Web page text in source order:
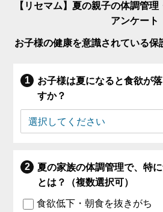
【リセマム】夏の親子の体調管
アンケート
お子様の健康を意識されている保
お子様は夏になると食欲が
すか？
夏の家族の体調管理で、特
とは？（複数選択可）
食欲低下・朝食を抜きがち